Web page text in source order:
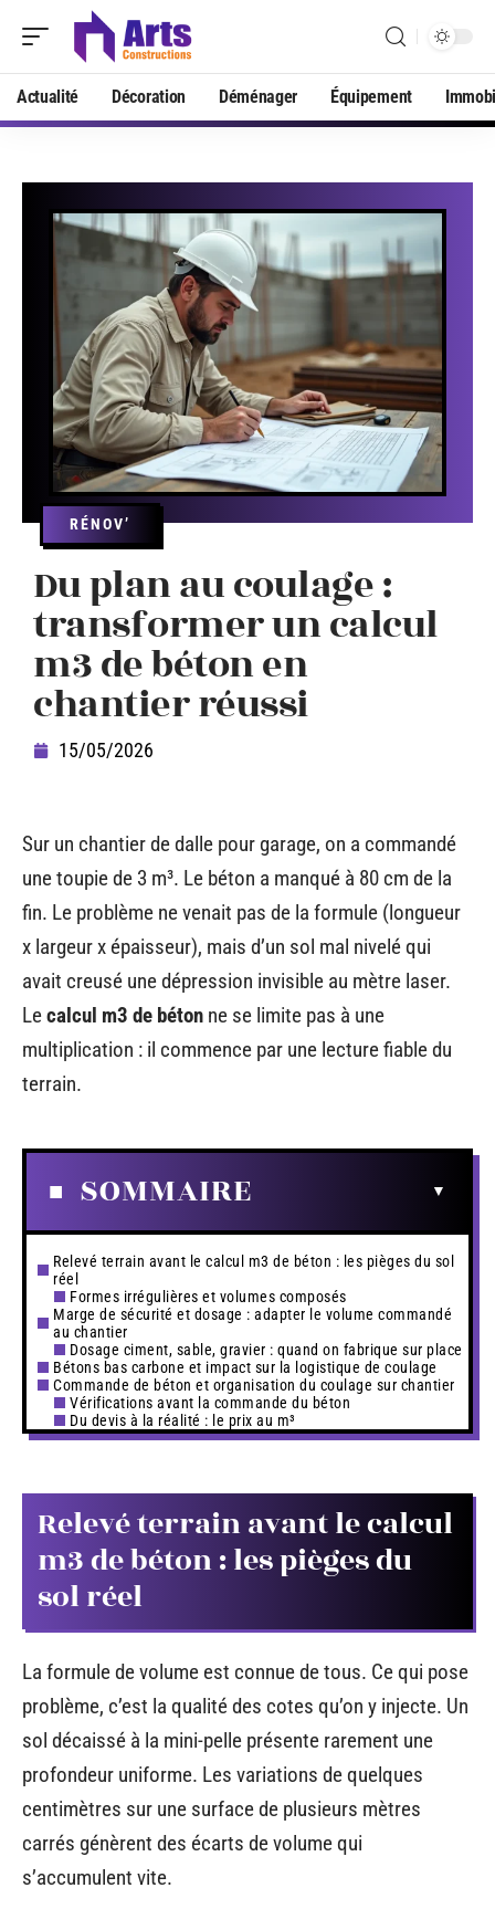
Actualité Décoration Déménager Équipement
RÉNOV’
Du plan au coulage :
transformer un calcul
m3 de béton en
chantier réussi
15/05/2026
Sur un chantier de dalle pour garage, on a commandé
une toupie de 3 m³. Le béton a manqué à 80 cm de la
fin. Le problème ne venait pas de la formule (longueur
x largeur x épaisseur), mais d’un sol mal nivelé qui
avait creusé une dépression invisible au mètre laser.
Lecalcul m3 de béton ne se limite pas à une
multiplication : il commence par une lecture fiable du
terrain.
SOMMAIRE
Relevé terrain avant le calcul m3 de béton : les pièges du sol
réel
Formes irrégulières et volumes composés
Marge de sécurité et dosage : adapter le volume commandé
au chantier
Dosage ciment, sable, gravier : quand on fabrique sur place
Bétons bas carbone et impact sur la logistique de coulage
Commande de béton et organisation du coulage sur chantier
Vérifications avant la commande du béton
Du devis à la réalité : le prix au m³
Relevé terrain avant le calcul
m3 de béton : les pièges du
sol réel
La formule de volume est connue de tous. Ce qui pose
problème, c’est la qualité des cotes qu’on y injecte. Un
sol décaissé à la mini-pelle présente rarement une
profondeur uniforme. Les variations de quelques
centimètres sur une surface de plusieurs mètres
carrés génèrent des écarts de volume qui
s’accumulent vite.